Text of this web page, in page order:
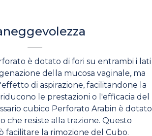
è dotato di fori su entrambi i lati
della mucosa vaginale, ma
di aspirazione, facilitandone la
le prestazioni o l'efficacia del
cubico Perforato Arabin è dotato
che resiste alla trazione. Questo
facilitare la rimozione del Cubo.